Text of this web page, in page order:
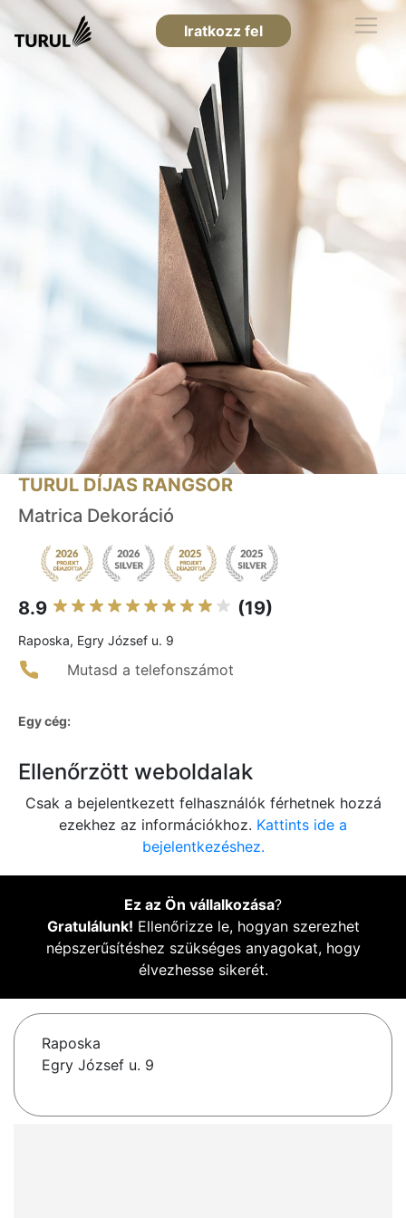
Iratkozz fel
TURUL DÍJAS RANGSOR
Matrica Dekoráció
8.9 (19)
Raposka, Egry József u. 9
Mutasd a telefonszámot
Egy cég:
Ellenőrzött weboldalak
Csak a bejelentkezett felhasználók férhetnek hozzá
ezekhez az információkhoz. Kattints ide a
bejelentkezéshez.
Ez az Ön vállalkozása?
Gratulálunk! Ellenőrizze le, hogyan szerezhet
népszerűsítéshez szükséges anyagokat, hogy
élvezhesse sikerét.
Raposka
Egry József u. 9